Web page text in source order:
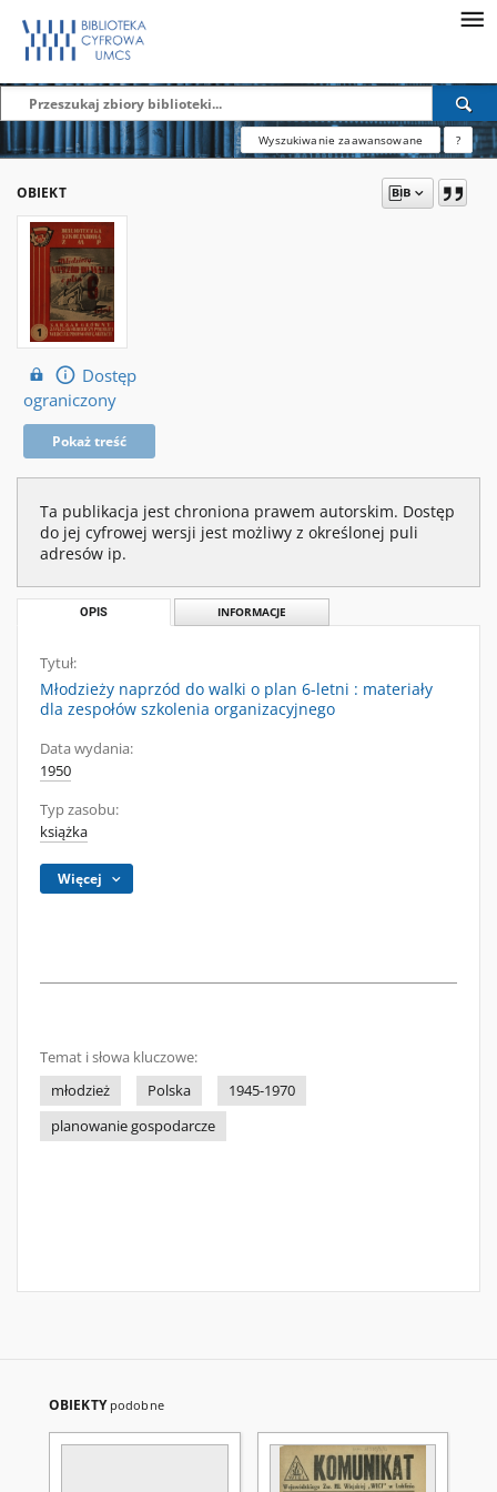
Wyszukiwanie zaawansowane ?
OBIEKT
Dostęp
ograniczony
Pokaż treść
Ta publikacja jest chroniona prawem autorskim. Dostęp
do jej cyfrowej wersji jest możliwy z określonej puli
adresów ip.
OPIS INFORMACJE
Tytuł:
Młodzieży naprzód do walki o plan 6-letni : materiały
dla zespołów szkolenia organizacyjnego
Data wydania:
1950
Typ zasobu:
książka
Więcej
Temat i słowa kluczowe:
młodzież
Polska
1945-1970
planowanie gospodarcze
OBIEKTY podobne